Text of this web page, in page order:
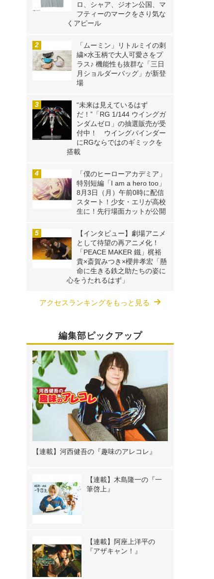
ロ、シャア、ジオン公国、マ
フティーのマークをさり気な
くアピール
「ムーミン」リトルミイの刺
繍×水玉柄で大人可愛さをプ
ラス♪ 機能性も抜群な「三日
月ショルダーバッグ」が新登
場
“未来は見えているはず
だ！”「RG 1/144 ウイングガ
ンダムゼロ」の抽選販売が受
付中！ ウイングバインダー
にRGならではのギミックを
搭載
「僕のヒーローアカデミア」
特別短編「I am a hero too」
8月3日（月）午前0時に配信
スタート！少女・エリが高校
生に！先行場面カットが公開
【インタビュー】劇場アニメ
として待望の再アニメ化！
「PEACE MAKER 鐵」梶裕
貴×斎賀みつき×櫻井孝宏「懸
命に生きる鉄之助たちの姿に
心をうたれるはず」
アクセスランキングをもっと見る
編集部ピックアップ
【連載】河西健吾の『趣味のアレコレ』
【連載】木島隆一の『一
筆啓上』
【連載】阿座上洋平の
『アザキャン！』